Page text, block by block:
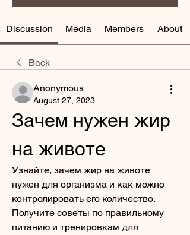
Discussion Media Members About
Back
Anonymous
August 27, 2023
Зачем нужен жир
на животе
Узнайте, зачем жир на животе
нужен для организма и как можно
контролировать его количество.
Получите советы по правильному
питанию и тренировкам для